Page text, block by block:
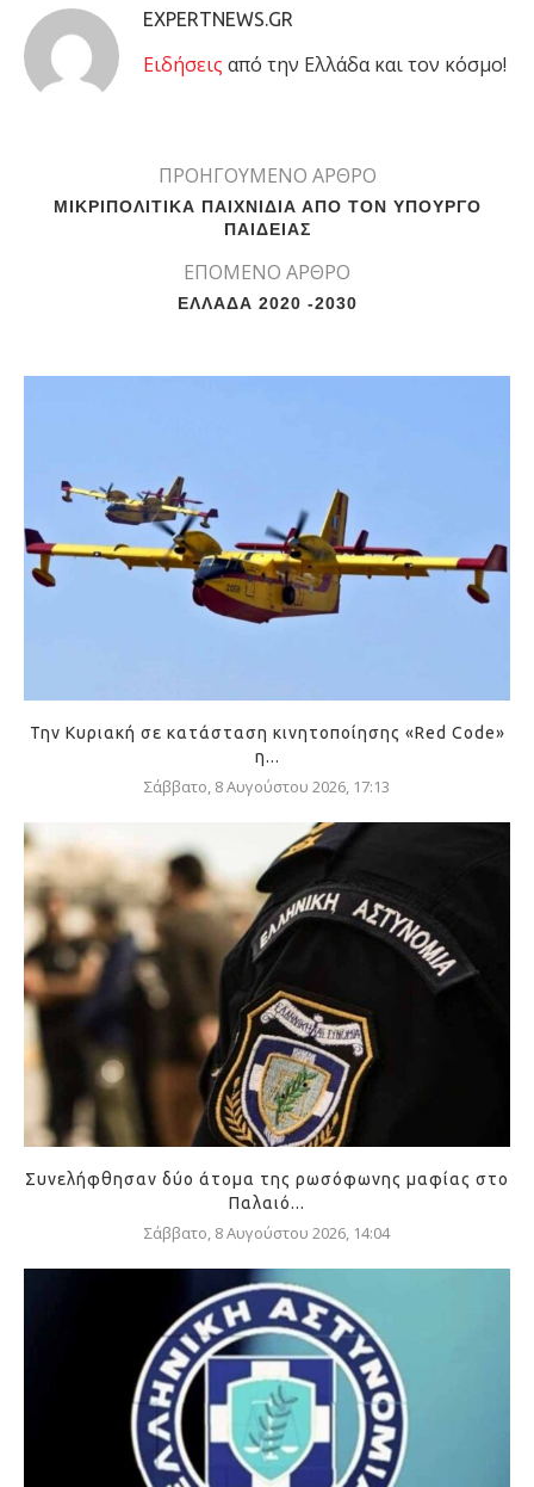
EXPERTNEWS.GR
Eιδήσεις από την Ελλάδα και τον κόσμο!
ΠΡΟΗΓΟΥΜΕΝΟ ΑΡΘΡΟ
ΜΙΚΡΙΠΟΛΙΤΙΚΑ ΠΑΙΧΝΙΔΙΑ ΑΠΟ ΤΟΝ ΥΠΟΥΡΓΟ
ΠΑΙΔΕΙΑΣ
ΕΠΟΜΕΝΟ ΑΡΘΡΟ
ΕΛΛΑΔΑ 2020 -2030
Την Κυριακή σε κατάσταση κινητοποίησης «Red Code»
η...
Σάββατο, 8 Αυγούστου 2026, 17:13
Συνελήφθησαν δύο άτομα της ρωσόφωνης μαφίας στο
Παλαιό...
Σάββατο, 8 Αυγούστου 2026, 14:04